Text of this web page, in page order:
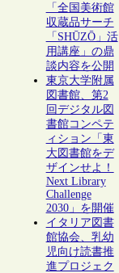
「全国美術館
収蔵品サーチ
「SHŪZŌ」活
用講座」の鼎
談内容を公開
東京大学附属
図書館、第2
回デジタル図
書館コンペテ
ィション「東
大図書館をデ
ザインせよ！
Next Library
Challenge
2030」を開催
イタリア図書
館協会、乳幼
児向け読書推
進プロジェク